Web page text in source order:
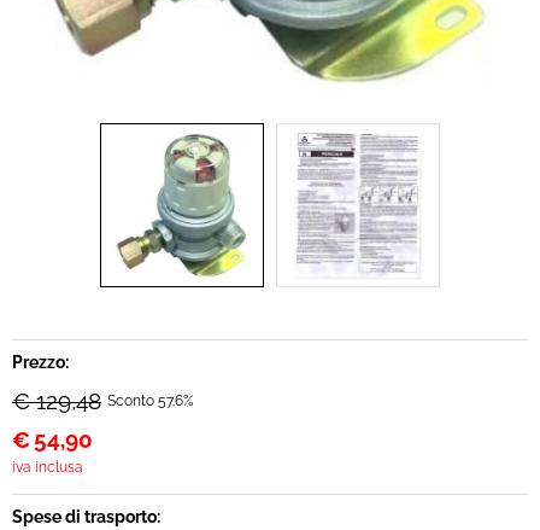
Fineserie e Occasioni
Prezzo:
€ 129,48 Sconto 57.6%
€ 54,90
iva inclusa
Spese di trasporto: